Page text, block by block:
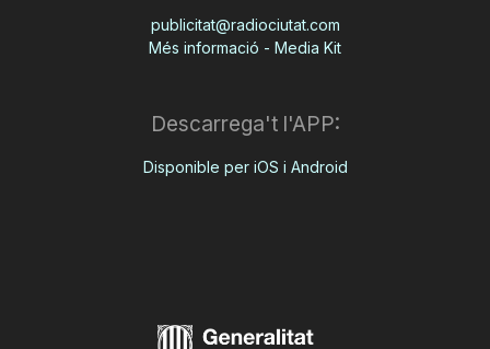
publicitat@radiociutat.com
Més informació - Media Kit
Descarrega't l'APP:
Disponible per iOS i Android